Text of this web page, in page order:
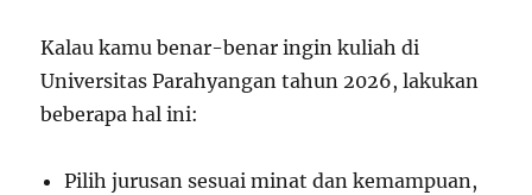
Kalau kamu benar-benar ingin kuliah di
Universitas Parahyangan tahun 2026, lakukan
beberapa hal ini:
Pilih jurusan sesuai minat dan kemampuan,